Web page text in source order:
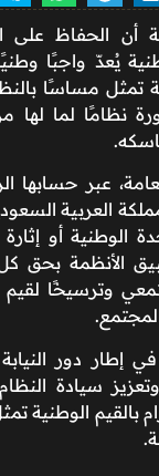
أن الحفاظ على
يُعدّ واجبًا
تمثل مساسًا
نظامًا لما لها
عبر حسابها
العربية
الوطنية أو
الأنظمة بحق
وترسيخًا لقيم
في إطار دور
سيادة
بالقيم الوطنية